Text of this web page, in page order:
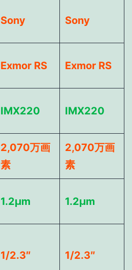
Sony Sony
Exmor RS Exmor RS
IMX220 IMX220
2,070万画
素
2,070万画
素
1.2μm 1.2μm
1/2.3″ 1/2.3″